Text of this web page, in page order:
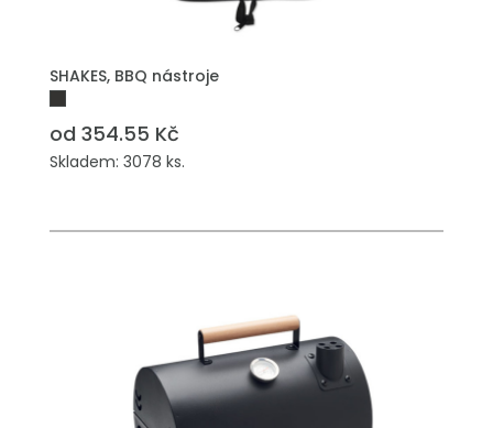
SHAKES, BBQ nástroje
od 354.55 Kč
Skladem: 3078 ks.